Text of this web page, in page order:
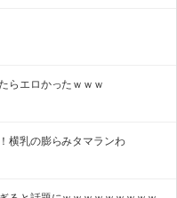
らエロかったｗｗｗ
横乳の膨らみタマランわ